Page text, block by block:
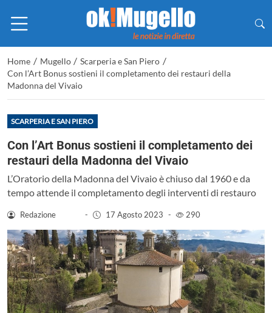
Home / Mugello / Scarperia e San Piero /
Con l’Art Bonus sostieni il completamento dei restauri della
Madonna del Vivaio
SCARPERIA E SAN PIERO
Con l’Art Bonus sostieni il completamento dei
restauri della Madonna del Vivaio
L’Oratorio della Madonna del Vivaio è chiuso dal 1960 e da
tempo attende il completamento degli interventi di restauro
Redazione - 17 Agosto 2023 - 290